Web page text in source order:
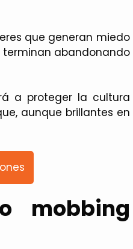
que generan miedo
terminan abandonando
a proteger la cultura
aunque brillantes en
mobbing